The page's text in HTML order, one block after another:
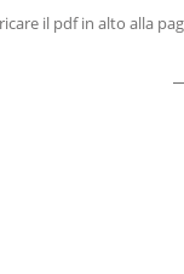
il pdf in alto alla